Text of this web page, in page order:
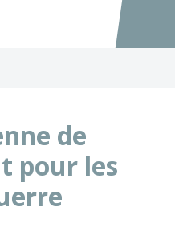
Accéder
de
pour les